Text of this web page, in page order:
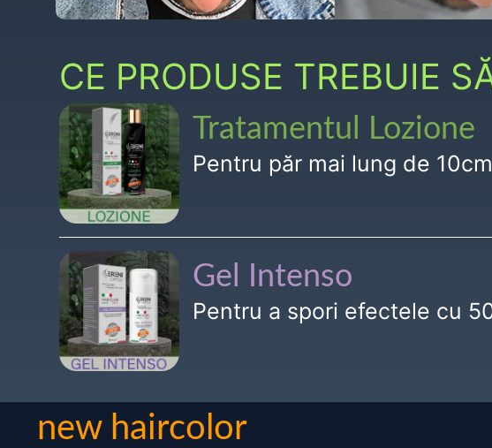
CE PRODUSE TREBUIE
Tratamentul Lozione
Pentru păr mai lung de
Gel Intenso
Pentru a spori efectele cu
new haircolor